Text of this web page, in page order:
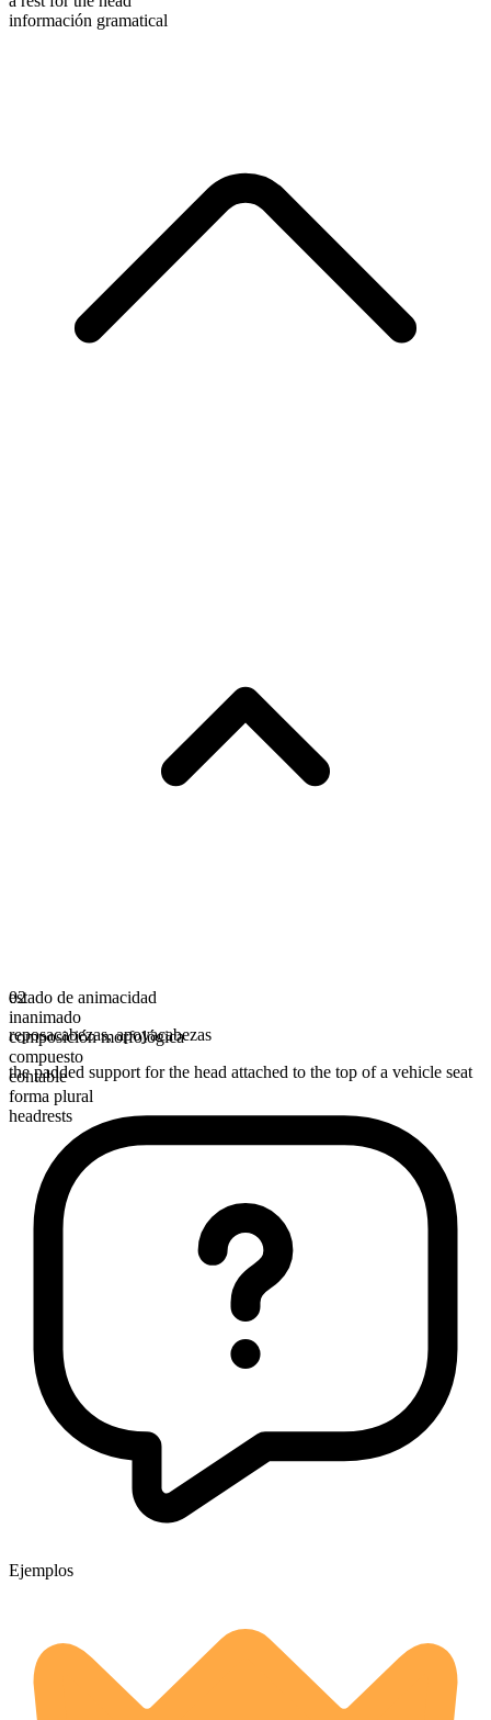
información gramatical
estado de animacidad
inanimado
composición morfológica
compuesto
contable
forma plural
headrests
02
reposacabezas,apoyacabezas
the padded support for the head attached to the top of a vehicle seat
Ejemplos